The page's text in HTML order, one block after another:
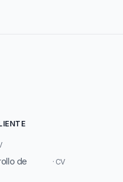
de
· CV